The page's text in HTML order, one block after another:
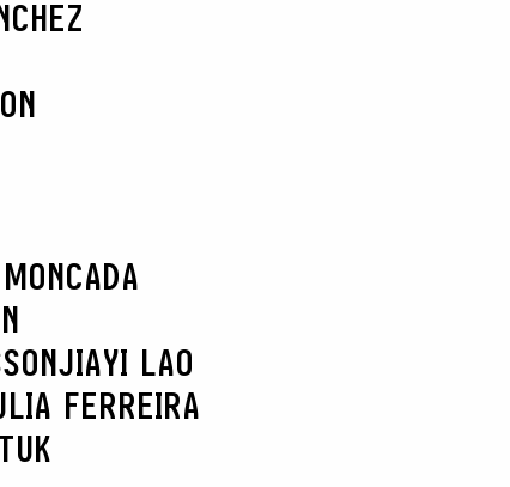
JIAYI LAO
FERREIRA